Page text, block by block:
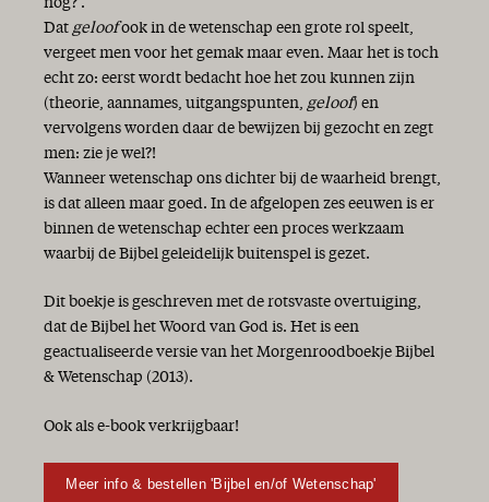
Het geheim van Bijbellezen
In de schaduw van de Almachtige
Licht in de duisternis
Hij komt!
Goede moed!
De zaligmakende genade van God is verschenen...
Het Woord aan het woord
Geschenken
Genade van God, zo rijk en vrij!
Lang leven voor Jan en alleman
Een nieuw seizoen!
Op weg naar Gods toekomst
Overvloedige genade!
Vrede
Dat geloofook in de wetenschap een grote rol speelt,
vergeet men voor het gemak maar even. Maar het is toch
echt zo: eerst wordt bedacht hoe het zou kunnen zijn
(theorie, aannames, uitgangspunten, geloof) en
vervolgens worden daar de bewijzen bij gezocht en zegt
men: zie je wel?!
Wanneer wetenschap ons dichter bij de waarheid brengt,
is dat alleen maar goed. In de afgelopen zes eeuwen is er
binnen de wetenschap echter een proces werkzaam
waarbij de Bijbel geleidelijk buitenspel is gezet.
Dit boekje is geschreven met de rotsvaste overtuiging,
dat de Bijbel het Woord van God is. Het is een
geactualiseerde versie van het Morgenroodboekje Bijbel
& Wetenschap (2013).
Ook als e-book verkrijgbaar!
Meer info & bestellen 'Bijbel en/of Wetenschap'